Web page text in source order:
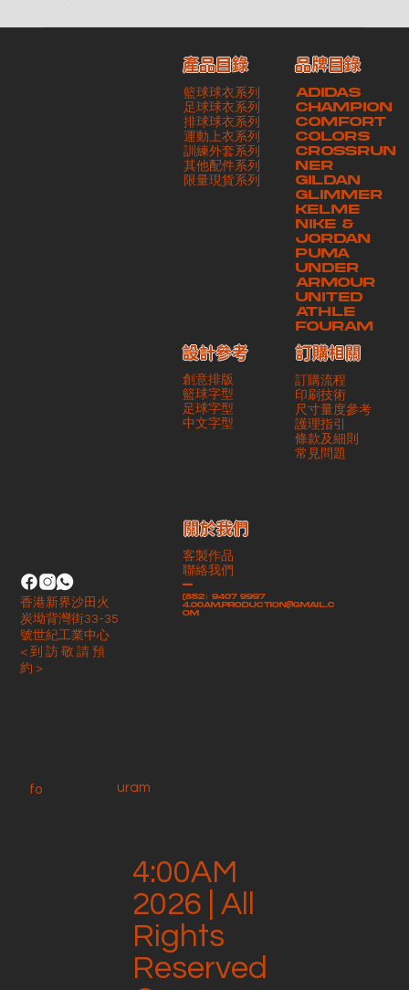
相關價目，貴客最終確認後將獲取正式完整單據，請安排繳付貨款訂金以
啟動貨品製作 4 / 商品印製 訂金核實後，4AM 團隊將隨即開始製作 5
/ 貨品提取 商品製作完成後，4AM 團隊將聯絡貴客安排貨款餘額及提取
貨品。貴客可選擇最適合的付款方式以及取貨安排
交易單據。如貴客欲更改電郵地址，請與 4AM 團隊聯絡 - 貴客的付款
記錄可透過電郵 或 WhatsApp平台（ 請註明訂單編號 ）交予4AM 團
隊核實有關款項 - 任何轉帳或換匯交易手續費等額外費用，一概不歸屬
本公司之責任 - 貴客請於收獲本公司正式訂購單據後 3 個工作天內安排
付款。如未能按期繳付所需款項，貴客須緻交因逾期所衍生之額外行政費
請與4AM團隊職員聯絡預約取貨時間｜​ ・ GoGoVan ｜即日完成配送
服務｜運費由貴客現金支付司機｜ ・ 順豐速運 ｜貨件運送需要多於2－
3個工作天｜到付｜​ - 貴客請於貨品可取日起之 10 個工作天內安排提取
貨品，如逾期未取，本公司將不予保存相關貨品。有關貨款訂金將不予歸
還，貴客仍須負責貨款餘額 - 貴客請於收貨時小心核對貨品數量及檢查
貨品品質 - 基於 S.F. Express / GoGoVan 等託運商為第三方服務，
本公司將保證貨品安全到達第三方手中。如第三方在運送過程中引致任何
有關貨品之遺失、損毀、誤投或運送延誤，本公司一律不負責
4:00AM
2026 | All
Rights
Reserved
產品目錄
籃球球衣系列
足球球衣系列
排球球衣系列
運動上衣系列
訓練外套系列
其他配件系列
​限量現貨系列
ADIDAS
CHAMPION
COMFORT
COLORS
CROSSRUN
NER
GILDAN
GLIMMER
KELME
NIKE &
JORDAN
PUMA
UNDER
ARMOUR
UNITED
ATHLE
FOURAM
品牌目錄
創意排版
籃球字型
足球字型
​中文字型
設計參考
訂購流程
印刷技術
尺寸量度參考
護理指引
條款及細則
​常見問題
訂購相關
客製作品
聯絡我們
-
(852）9407 9997
4.00am.production@gmail.c
om
​關於我們
香港新界沙田火
炭坳背灣街33-35
號世紀工業中心
< 到 訪 敬 請 預
約 >
fo uram